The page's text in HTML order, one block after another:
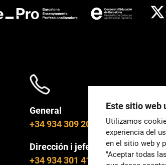
General
+34 934 309 200
Dirección i jefes de estudio
+34 934 301 415
Este sitio web
Utilizamos
experiencia del
en el sitio web y
"Aceptar todas